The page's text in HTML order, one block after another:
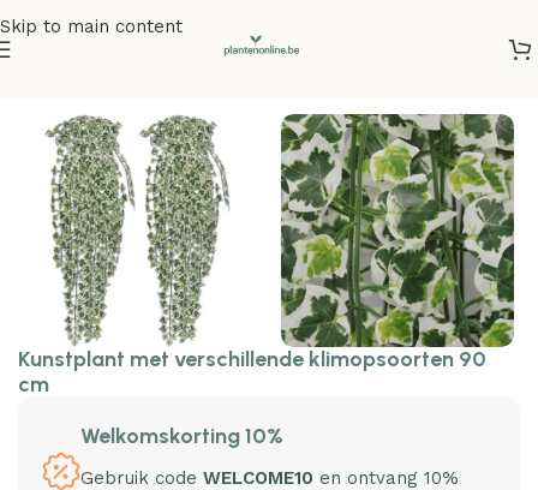
Skip to main content
Kunstplant met verschillende klimopsoorten 90
cm
Welkomskorting 10%
Gebruik code WELCOME10 en ontvang 10%